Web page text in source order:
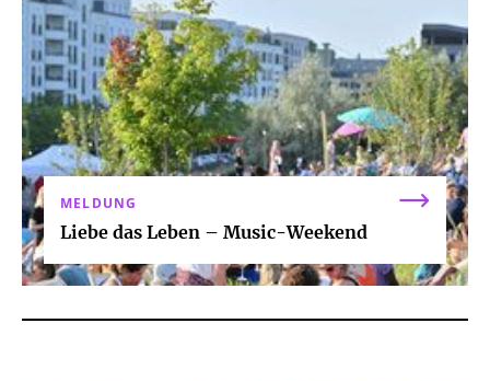
MELDUNG
Liebe das Leben – Music-Weekend